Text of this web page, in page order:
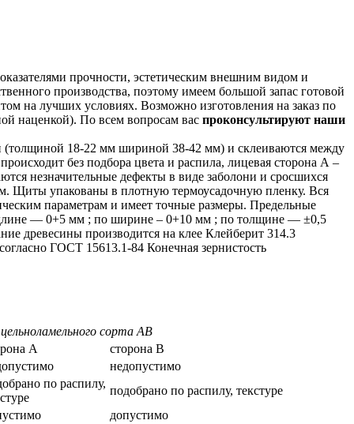
прочности, эстетическим внешним видом и
производства, поэтому имеем большой запас готовой
на лучших условиях. Возможно изготовления на заказ по
наценкой). По всем вопросам вас проконсультируют наши
(толщиной 18-22 мм шириной 38-42 мм) и склеиваются между
без подбора цвета и распила, лицевая сторона А –
незначительные дефекты в виде заболони и сросшихся
Щиты упакованы в плотную термоусадочную пленку. Вся
параметрам и имеет точные размеры. Предельные
— 0+5 мм ; по ширине – 0+10 мм ; по толщине — ±0,5
древесины производится на клее Клейберит 314.3
ГОСТ 15613.1-84 Конечная зернистость
сорта AB
А
сторона В
недопустимо
по распилу,
подобрано по распилу, текстуре
допустимо